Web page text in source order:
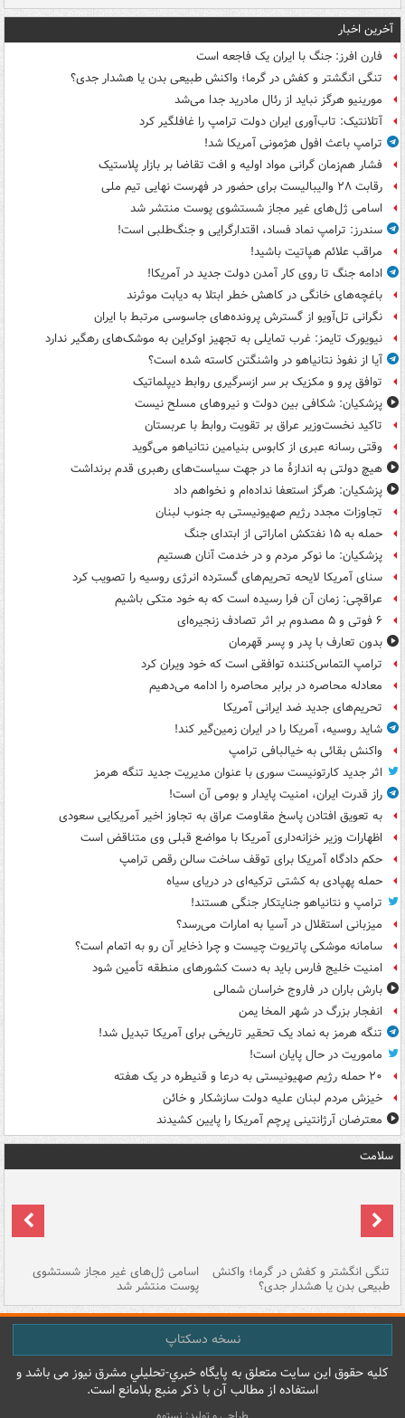
آخرین اخبار
فارن افرز: جنگ با ایران یک فاجعه است
تنگی انگشتر و کفش در گرما؛ واکنش طبیعی بدن یا هشدار جدی؟
مورینیو هرگز نباید از رئال مادرید جدا می‌شد
آتلانتیک: تاب‌آوری ایران دولت ترامپ را غافلگیر کرد
ترامپ باعث افول هژمونی آمریکا شد!
فشار هم‌زمان گرانی مواد اولیه و افت تقاضا بر بازار پلاستیک
رقابت ۲۸ والیبالیست برای حضور در فهرست نهایی تیم ملی
اسامی ژل‌های غیر مجاز شستشوی پوست منتشر شد
سندرز: ترامپ نماد فساد، اقتدارگرایی و جنگ‌طلبی است!
مراقب علائم هپاتیت باشید!
ادامه جنگ تا روی کار آمدن دولت جدید در آمریکا!
باغچه‌های خانگی در کاهش خطر ابتلا به دیابت موثرند
نگرانی تل‌آویو از گسترش پرونده‌های جاسوسی مرتبط با ایران
نیویورک تایمز: غرب تمایلی به تجهیز اوکراین به موشک‌های رهگیر ندارد
آیا از نفوذ نتانیاهو در واشنگتن کاسته شده است؟
توافق پرو و مکزیک بر سر ازسرگیری روابط دیپلماتیک
پزشکیان: شکافی بین دولت و نیروهای مسلح نیست
تاکید نخست‌وزیر عراق بر تقویت روابط با عربستان
وقتی رسانه عبری از کابوس بنیامین نتانیاهو می‌گوید
هیچ دولتی به اندازۀ ما در جهت سیاست‌های رهبری قدم برنداشت
پزشکیان: هرگز استعفا نداده‌ام و نخواهم داد
تجاوزات مجدد رژیم صهیونیستی به جنوب لبنان
حمله به ۱۵ نفتکش‌ اماراتی از ابتدای جنگ
پزشکیان: ما نوکر مردم و در خدمت آنان هستیم
سنای آمریکا لایحه تحریم‌های گسترده انرژی روسیه را تصویب کرد
عراقچی: زمان آن فرا رسیده است که به خود متکی باشیم
۶ فوتی و ۵ مصدوم بر اثر تصادف زنجیره‌ای
بدون تعارف با پدر و پسر قهرمان
ترامپ التماس‌کننده توافقی است که خود ویران کرد
معادله محاصره در برابر محاصره را ادامه می‌دهیم
تحریم‌های جدید ضد ایرانی آمریکا
شاید روسیه، آمریکا را در ایران زمین‌گیر کند!
واکنش بقائی به خیالبافی ترامپ
اثر جدید کارتونیست سوری با عنوان مدیریت جدید تنگه هرمز
راز قدرت ایران، امنیت پایدار و بومی آن است!
به تعویق افتادن پاسخ مقاومت عراق به تجاوز اخیر آمریکایی سعودی
اظهارات وزیر خزانه‌داری آمریکا با مواضع قبلی وی متناقض است
حکم دادگاه آمریکا برای توقف ساخت سالن رقص ترامپ
حمله پهپادی به کشتی ترکیه‌ای در دریای سیاه
ترامپ و نتانیاهو جنایتکار جنگی هستند!
میزبانی استقلال در آسیا به امارات می‌رسد؟
سامانه موشکی پاتریوت چیست و چرا ذخایر آن رو به اتمام است؟
امنیت خلیج فارس باید به دست کشورهای منطقه تأمین شود
بارش باران در فاروج خراسان شمالی
انفجار بزرگ در شهر المخا یمن
تنگه هرمز به نماد یک تحقیر تاریخی برای آمریکا تبدیل شد!
ماموریت در حال پایان است!
۲۰ حمله رژیم صهیونیستی به درعا و قنیطره در یک هفته
خیزش مردم لبنان علیه دولت سازشکار و خائن
معترضان آرژانتینی پرچم آمریکا را پایین کشیدند
سلامت
تنگی انگشتر و کفش در گرما؛ واکنش
طبیعی بدن یا هشدار جدی؟
اسامی ژل‌های غیر مجاز شستشوی
پوست منتشر شد
نسخه دسکتاپ
کليه حقوق اين سايت متعلق به پایگاه خبري-تحليلي مشرق نيوز می باشد و
استفاده از مطالب آن با ذکر منبع بلامانع است.